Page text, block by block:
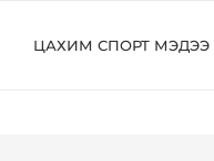
ЦАХИМ СПОРТ МЭДЭЭ